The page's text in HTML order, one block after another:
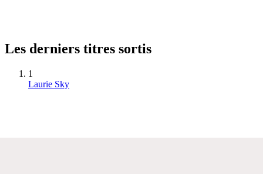
Les derniers titres sortis
1
Laurie Sky